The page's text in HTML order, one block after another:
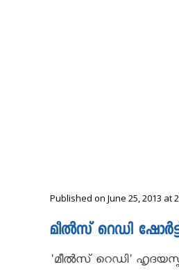
Published on June 25, 2013 at
മീൽസ് റെഡി ഷോർട്ട്
'മീൽസ് റെഡി'